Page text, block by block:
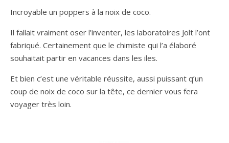
Incroyable un poppers à la noix de coco.
Il fallait vraiment oser l’inventer, les laboratoires Jolt l’ont
fabriqué. Certainement que le chimiste qui l’a élaboré
souhaitait partir en vacances dans les iles.
Et bien c’est une véritable réussite, aussi puissant q’un
coup de noix de coco sur la tête, ce dernier vous fera
voyager très loin.